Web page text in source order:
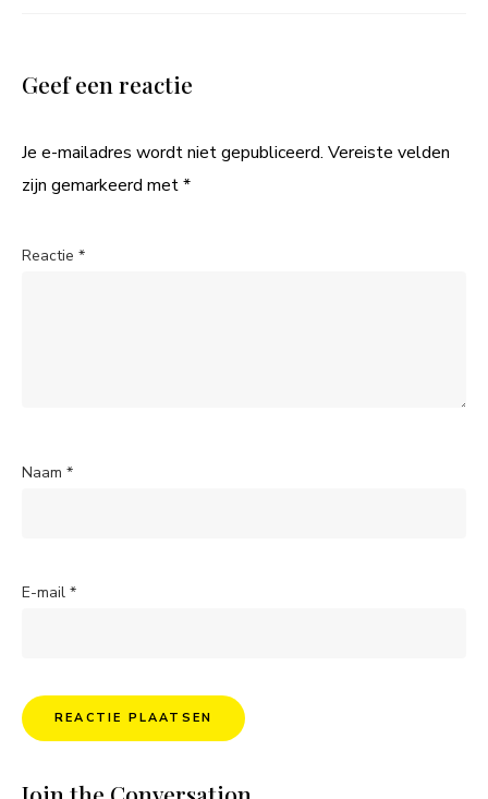
Geef een reactie
Je e-mailadres wordt niet gepubliceerd. Vereiste velden
zijn gemarkeerd met*
Reactie *
Naam *
E-mail *